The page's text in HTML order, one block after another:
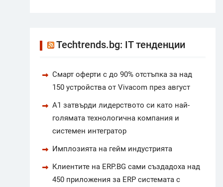
Techtrends.bg: IT тенденции
Смарт оферти с до 90% отстъпка за над
150 устройства от Vivacom през август
А1 затвърди лидерството си като най-
голямата технологична компания и
системен интегратор
Имплозията на гейм индустрията
Клиентите на ERP.BG сами създадоха над
450 приложения за ERP системата с